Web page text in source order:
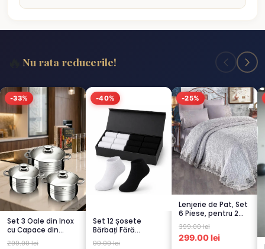
Nu rata reducerile!
-33%
Set 3 Oale din Inox
cu Capace din
Sticlă
299.00 lei
-40%
Set 12 Șosete
Bărbați Fără
Cusături – 6 Albe +
99.00 lei
-25%
Lenjerie de Pat, Set
6 Piese, pentru 2
persoana, GRI -1...
399.00 lei
299.00 lei